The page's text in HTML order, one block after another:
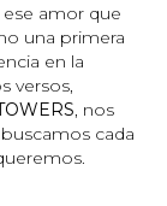
amor que
una primera
en la
versos,
, nos
cada